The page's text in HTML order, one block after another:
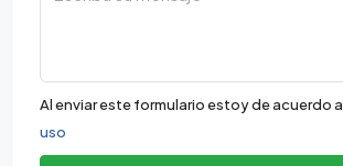
Al enviar este formulario estoy de acuerdo a
uso